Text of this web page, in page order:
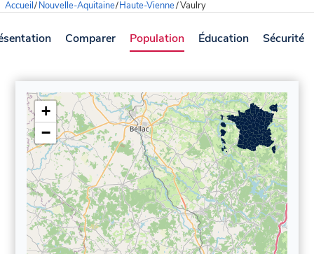
Accueil/Nouvelle-Aquitaine/Haute-Vienne/Vaulry
Comparer Population Éducation Sécurité
+
−